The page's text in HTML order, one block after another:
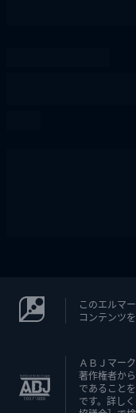
このエルマ
コンテンツ
ＡＢＪマー
著作権者か
であること
です。詳し